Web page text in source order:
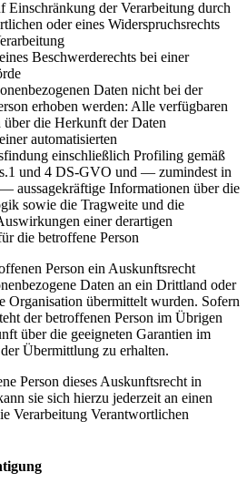
Einschränkung der Verarbeitung durch
oder eines Widerspruchsrechts
Beschwerderechts bei einer
Daten nicht bei der
erhoben werden: Alle verfügbaren
die Herkunft der Daten
automatisierten
einschließlich Profiling gemäß
und 4 DS-GVO und — zumindest in
aussagekräftige Informationen über die
sowie die Tragweite und die
einer derartigen
die betroffene Person
Person ein Auskunftsrecht
Daten an ein Drittland oder
Organisation übermittelt wurden. Sofern
der betroffenen Person im Übrigen
über die geeigneten Garantien im
Übermittlung zu erhalten.
Person dieses Auskunftsrecht in
sie sich hierzu jederzeit an einen
Verarbeitung Verantwortlichen